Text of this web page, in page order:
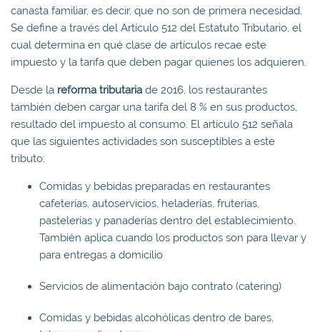
canasta familiar, es decir, que no son de primera necesidad.
Se define a través del Artículo 512 del Estatuto Tributario, el
cual determina en qué clase de artículos recae este
impuesto y la tarifa que deben pagar quienes los adquieren.
Desde la reforma tributaria de 2016, los restaurantes
también deben cargar una tarifa del 8 % en sus productos,
resultado del impuesto al consumo. El artículo 512 señala
que las siguientes actividades son susceptibles a este
tributo:
Comidas y bebidas preparadas en restaurantes
cafeterías, autoservicios, heladerías, fruterías,
pastelerías y panaderías dentro del establecimiento.
También aplica cuando los productos son para llevar y
para entregas a domicilio
Servicios de alimentación bajo contrato (catering)
Comidas y bebidas alcohólicas dentro de bares,